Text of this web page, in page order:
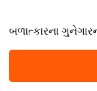
બળાત્કારના